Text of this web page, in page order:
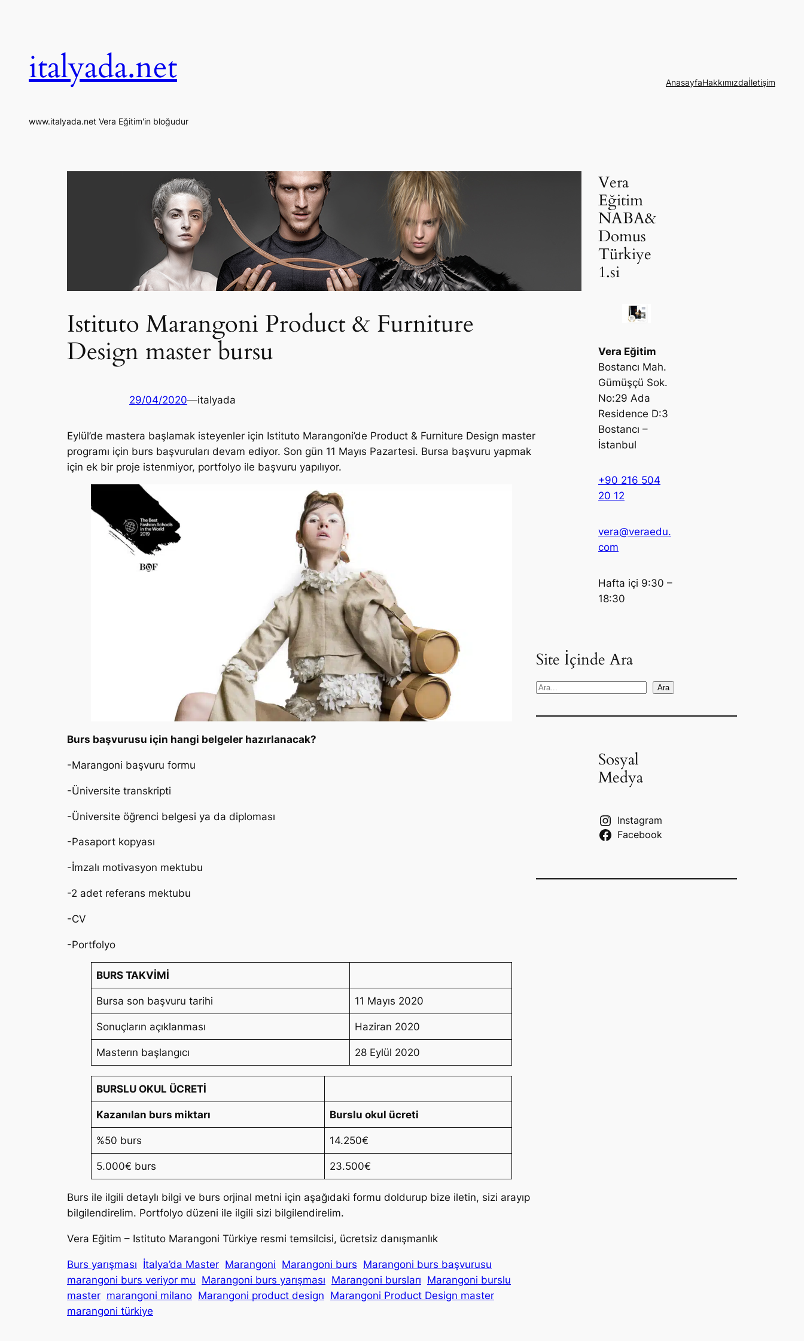
italyada.net
www.italyada.net Vera Eğitim'in bloğudur
AnasayfaHakkımızdaİletişim
Istituto Marangoni Product & Furniture
Design master bursu
29/04/2020—italyada
Eylül’de mastera başlamak isteyenler için Istituto Marangoni’de Product & Furniture Design master
programı için burs başvuruları devam ediyor. Son gün 11 Mayıs Pazartesi. Bursa başvuru yapmak
için ek bir proje istenmiyor, portfolyo ile başvuru yapılıyor.
Burs başvurusu için hangi belgeler hazırlanacak?
-Marangoni başvuru formu
-Üniversite transkripti
-Üniversite öğrenci belgesi ya da diploması
-Pasaport kopyası
-İmzalı motivasyon mektubu
-2 adet referans mektubu
-CV
-Portfolyo
BURS TAKVİMİ
Bursa son başvuru tarihi 11 Mayıs 2020
Sonuçların açıklanması Haziran 2020
Masterın başlangıcı 28 Eylül 2020
BURSLU OKUL ÜCRETİ
Kazanılan burs miktarı Burslu okul ücreti
%50 burs 14.250€
5.000€ burs 23.500€
Burs ile ilgili detaylı bilgi ve burs orjinal metni için aşağıdaki formu doldurup bize iletin, sizi arayıp
bilgilendirelim. Portfolyo düzeni ile ilgili sizi bilgilendirelim.
Vera Eğitim – Istituto Marangoni Türkiye resmi temsilcisi, ücretsiz danışmanlık
Burs yarışması İtalya’da Master Marangoni Marangoni burs Marangoni burs başvurusu
marangoni burs veriyor mu Marangoni burs yarışması Marangoni bursları Marangoni burslu
master marangoni milano Marangoni product design Marangoni Product Design master
marangoni türkiye
Vera
Eğitim
NABA&
Domus
Türkiye
1.si
Vera Eğitim
Bostancı Mah.
Gümüşçü Sok.
No:29 Ada
Residence D:3
Bostancı –
İstanbul
+90 216 504
20 12
vera@veraedu.
com
Hafta içi 9:30 –
18:30
Site İçinde Ara
S
a
Ara
Sosyal
Medya
Instagram
Facebook